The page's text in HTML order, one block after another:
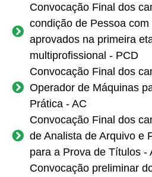
Convocação Final dos
condição de Pessoa com
aprovados na primeira
multiprofissional - PCD
Convocação Final dos
Operador de Máquinas
Prática - AC
Convocação Final dos
de Analista de Arquivo e
para a Prova de Títulos -
Convocação preliminar